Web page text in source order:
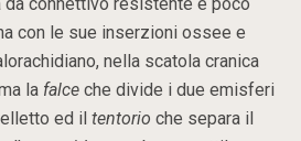
con le sue inserzioni ossee e
nella scatola cranica
la falce che divide i due emisferi
ed il tentorio che separa il